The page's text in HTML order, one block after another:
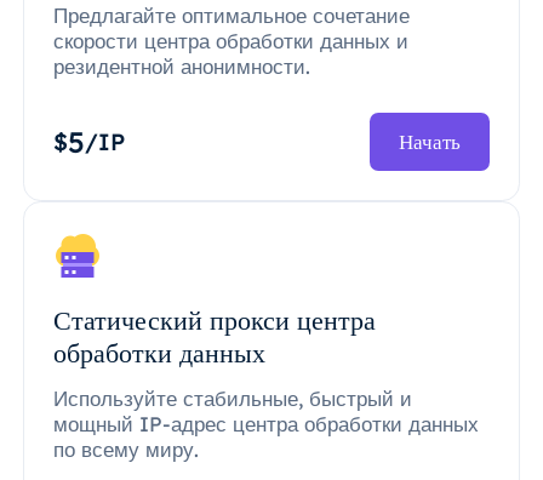
Предлагайте оптимальное сочетание
скорости центра обработки данных и
резидентной анонимности.
$5/IP Начать
Статический прокси центра
обработки данных
Используйте стабильные, быстрый и
мощный IP-адрес центра обработки данных
по всему миру.